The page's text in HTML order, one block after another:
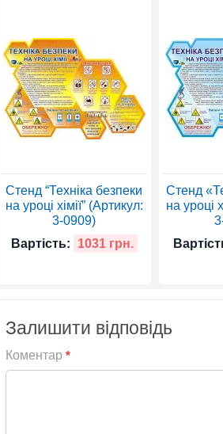
Стенд “Техніка безпеки
на уроці хімії” (Артикул:
3-0909)
Вартість:
1031 грн.
Стенд
на уроці
Залишити відповідь
Коментар *